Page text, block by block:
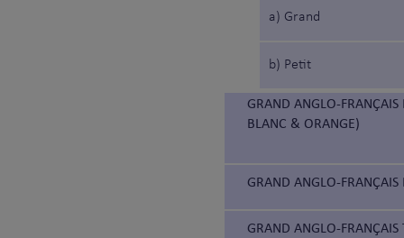
a) Grand
b) Petit
GRAND ANGLO-
BLANC & ORANGE)
GRAND ANGLO-
GRAND ANGLO-